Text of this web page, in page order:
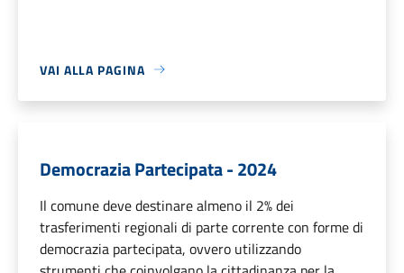
VAI ALLA PAGINA
Democrazia Partecipata - 2024
Il comune deve destinare almeno il 2% dei
trasferimenti regionali di parte corrente con forme di
democrazia partecipata, ovvero utilizzando